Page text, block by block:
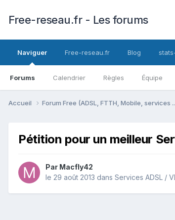
Free-reseau.fr - Les forums
Naviguer
Forums Calendrier Règles Équipe
Free-reseau.fr Blog
Accueil Forum Free (ADSL, FTTH, Mobile, services
Pétition pour un meilleur
Par Macfly42
le 29 août 2013 dans Services ADSL /